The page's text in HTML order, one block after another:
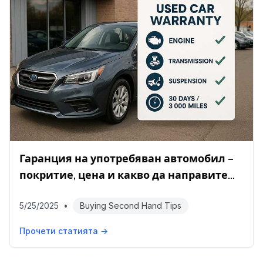
Гаранция на употребяван автомобил –
покритие, цена и какво да направите
5/25/2025 • Buying Second Hand Tips
Прочети статията →